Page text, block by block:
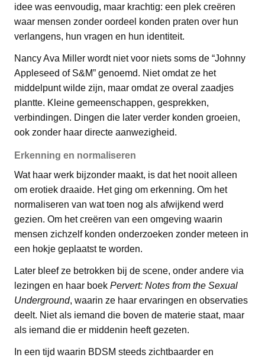
idee was eenvoudig, maar krachtig: een plek creëren
waar mensen zonder oordeel konden praten over hun
verlangens, hun vragen en hun identiteit.
Nancy Ava Miller wordt niet voor niets soms de “Johnny
Appleseed of S&M” genoemd. Niet omdat ze het
middelpunt wilde zijn, maar omdat ze overal zaadjes
plantte. Kleine gemeenschappen, gesprekken,
verbindingen. Dingen die later verder konden groeien,
ook zonder haar directe aanwezigheid.
Erkenning en normaliseren
Wat haar werk bijzonder maakt, is dat het nooit alleen
om erotiek draaide. Het ging om erkenning. Om het
normaliseren van wat toen nog als afwijkend werd
gezien. Om het creëren van een omgeving waarin
mensen zichzelf konden onderzoeken zonder meteen in
een hokje geplaatst te worden.
Later bleef ze betrokken bij de scene, onder andere via
lezingen en haar boek Pervert: Notes from the Sexual
Underground, waarin ze haar ervaringen en observaties
deelt. Niet als iemand die boven de materie staat, maar
als iemand die er middenin heeft gezeten.
In een tijd waarin BDSM steeds zichtbaarder en